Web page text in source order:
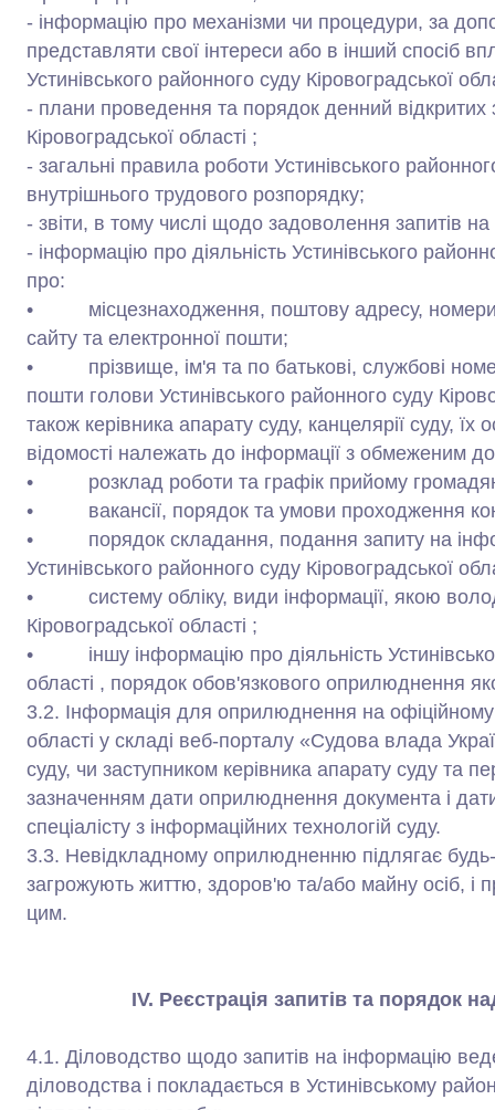
- інформацію про механізми чи процедури, за
представляти свої інтереси або в інший спосіб
Устинівського районного суду Кіровоградської
- плани проведення та порядок денний відкритих
Кіровоградської області ;
- загальні правила роботи Устинівського
внутрішнього трудового розпорядку;
- звіти, в тому числі щодо задоволення запитів
- інформацію про діяльність Устинівського
про:
• місцезнаходження, поштову адресу, номери
сайту та електронної пошти;
• прізвище, ім'я та по батькові, службові
пошти голови Устинівського районного суду
також керівника апарату суду, канцелярії суду, їх
відомості належать до інформації з обмеженим
• розклад роботи та графік прийому
• вакансії, порядок та умови проходження
• порядок складання, подання запиту на
Устинівського районного суду Кіровоградської
• систему обліку, види інформації, якою
Кіровоградської області ;
• іншу інформацію про діяльність
області , порядок обов'язкового оприлюднення
3.2. Інформація для оприлюднення на офіційному
області у складі веб-порталу «Судова влада
суду, чи заступником керівника апарату суду та
зазначенням дати оприлюднення документа і
спеціалісту з інформаційних технологій суду.
3.3. Невідкладному оприлюдненню підлягає
загрожують життю, здоров'ю та/або майну осіб, і
цим.
ІV. Реєстрація запитів та порядок
4.1. Діловодство щодо запитів на інформацію
діловодства і покладається в Устинівському